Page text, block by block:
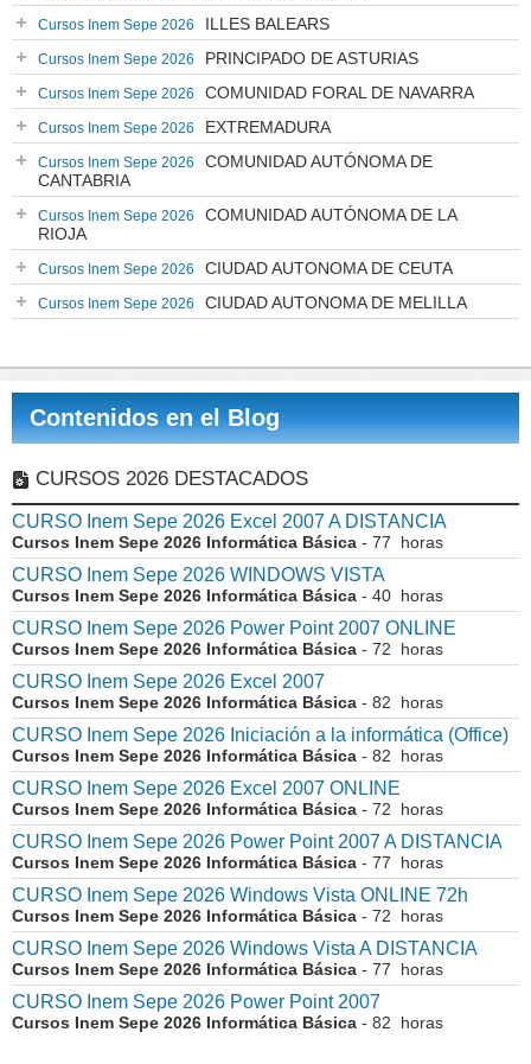
Cursos Inem Sepe 2026 ILLES BALEARS
Cursos Inem Sepe 2026 PRINCIPADO DE ASTURIAS
Cursos Inem Sepe 2026 COMUNIDAD FORAL DE NAVARRA
Cursos Inem Sepe 2026 EXTREMADURA
Cursos Inem Sepe 2026
COMUNIDAD AUTÓNOMA DE
CANTABRIA
Cursos Inem Sepe 2026
COMUNIDAD AUTÓNOMA DE LA
RIOJA
Cursos Inem Sepe 2026 CIUDAD AUTONOMA DE CEUTA
Cursos Inem Sepe 2026 CIUDAD AUTONOMA DE MELILLA
Contenidos en el Blog
CURSOS 2026 DESTACADOS
CURSO Inem Sepe 2026 Excel 2007 A DISTANCIA
Cursos Inem Sepe 2026 Informática Básica - 77 horas
CURSO Inem Sepe 2026 WINDOWS VISTA
Cursos Inem Sepe 2026 Informática Básica - 40 horas
CURSO Inem Sepe 2026 Power Point 2007 ONLINE
Cursos Inem Sepe 2026 Informática Básica - 72 horas
CURSO Inem Sepe 2026 Excel 2007
Cursos Inem Sepe 2026 Informática Básica - 82 horas
CURSO Inem Sepe 2026 Iniciación a la informática (Office)
Cursos Inem Sepe 2026 Informática Básica - 82 horas
CURSO Inem Sepe 2026 Excel 2007 ONLINE
Cursos Inem Sepe 2026 Informática Básica - 72 horas
CURSO Inem Sepe 2026 Power Point 2007 A DISTANCIA
Cursos Inem Sepe 2026 Informática Básica - 77 horas
CURSO Inem Sepe 2026 Windows Vista ONLINE 72h
Cursos Inem Sepe 2026 Informática Básica - 72 horas
CURSO Inem Sepe 2026 Windows Vista A DISTANCIA
Cursos Inem Sepe 2026 Informática Básica - 77 horas
CURSO Inem Sepe 2026 Power Point 2007
Cursos Inem Sepe 2026 Informática Básica - 82 horas